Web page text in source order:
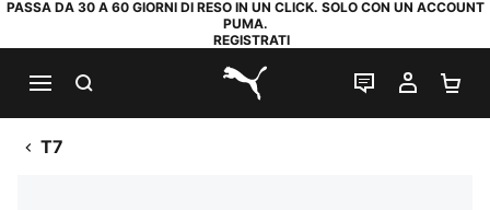
PASSA DA 30 A 60 GIORNI DI RESO IN UN CLICK. SOLO CON UN ACCOUNT
PUMA.
REGISTRATI
PUMA.com
CHAT IL MIO
T7